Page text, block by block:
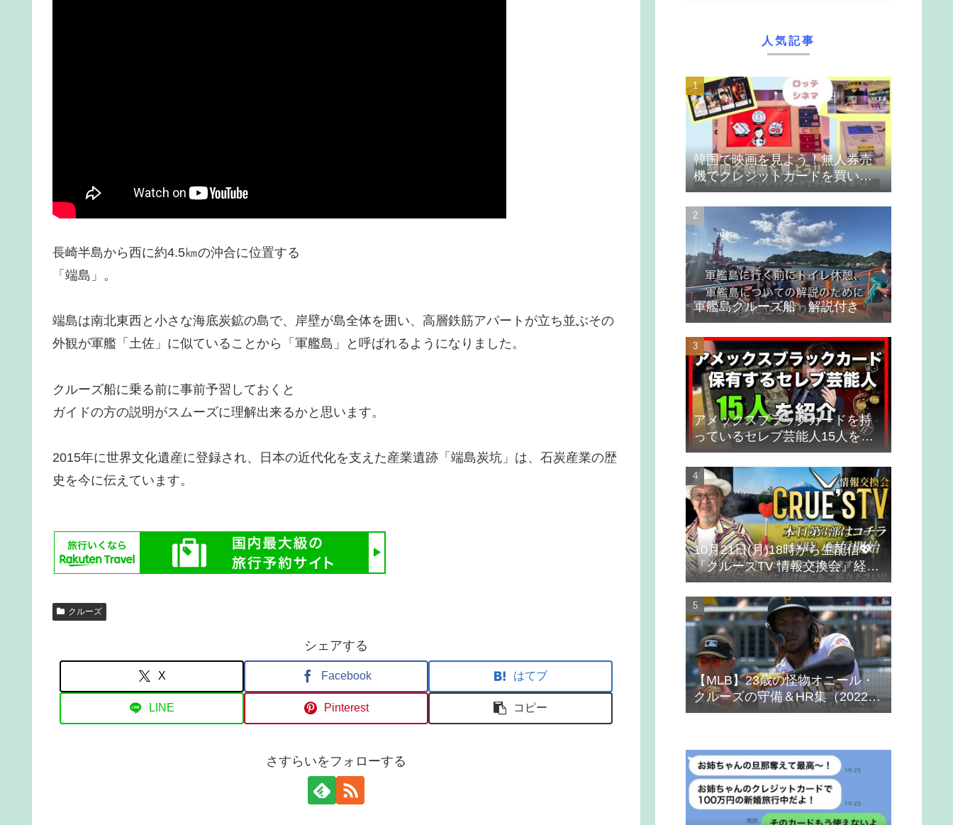
長崎半島から西に約4.5㎞の沖合に位置する
「端島」。
端島は南北東西と小さな海底炭鉱の島で、岸壁が島全体を囲い、高層鉄筋アパートが立ち並ぶその
外観が軍艦「土佐」に似ていることから「軍艦島」と呼ばれるようになりました。
クルーズ船に乗る前に事前予習しておくと
ガイドの方の説明がスムーズに理解出来るかと思います。
2015年に世界文化遺産に登録され、日本の近代化を支えた産業遺跡「端島炭坑」は、石炭産業の歴
史を今に伝えています。
クルーズ
シェアする
X Facebook はてブ
LINE Pinterest コピー
さすらいをフォローする
人気記事
韓国で映画を見よう！無人券売
機でクレジットカードを買いま
す
軍艦島クルーズ船 解説付き
アメックスブラックカードを持
っているセレブ芸能人15人を紹
介
10月21日(月)18時から生配信💖
『クルーズTV 情報交換会』経済
ニュース 投資 株式市場 新NISA
投資信託 仮想通貨 ビットコイン
不動産投資 為替 ベトナムドン イ
ラクディナール
【MLB】23歳の怪物オニール・
クルーズの守備＆HR集（2022
年）